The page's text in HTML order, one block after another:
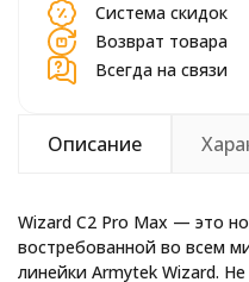
Система скидок
Возврат товара
Всегда на связи
Описание
Wizard C2 Pro Max — это
востребованной во всем
линейки Armytek Wizard.